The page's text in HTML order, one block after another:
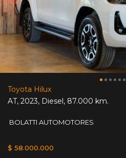
Toyota Hilux
AT, 2023, Diesel, 87.000 km.
BOLATTI AUTOMOTORES
$ 58.000.000